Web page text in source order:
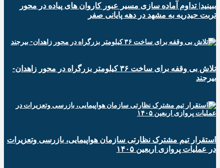
ببینید| تداوم آماده سازی مسیر عبور کاروان های پیاده در محور
تربت حیدریه به مشهد در دهه پایانی صفر
تلاش بی وقفه برای ساخت ۳۶ کیلومتر بزرگراه در محور زاهدان-
بیرجند
استقرار تیم مشترک نظارتی سازمان هواپیمایی، بازرسی وتعزیرات
در عملیات پروازی اربعین ۱۴۰۵